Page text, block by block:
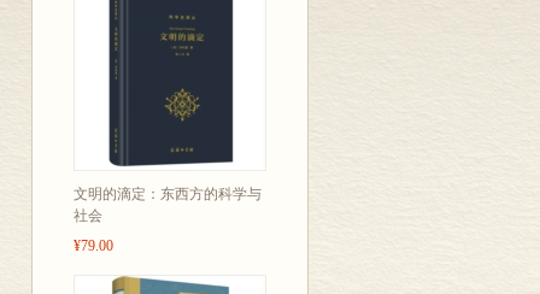
文明的滴定：东西方的科学与
社会
¥79.00